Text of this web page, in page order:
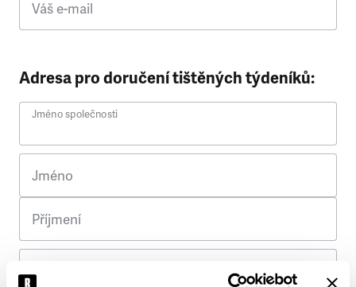
Váš e-mail
Adresa pro doručení tištěných týdeníků:
Jméno společnosti
Jméno
Příjmení
Ulice